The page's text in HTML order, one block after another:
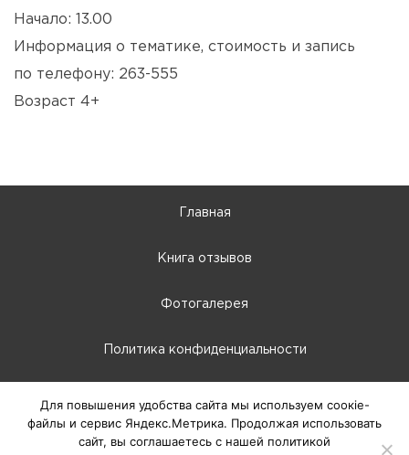
Начало: 13.00
Информация о тематике, стоимость и запись
по телефону: 263-555
Возраст 4+
Главная
Книга отзывов
Фотогалерея
Политика конфиденциальности
г. Абакан, Крылова, 66-Б
Для повышения удобства сайта мы используем соокіе-
файлы и сервис Яндекс.Метрика. Продолжая использовать
сайт, вы соглашаетесь с нашей политикой